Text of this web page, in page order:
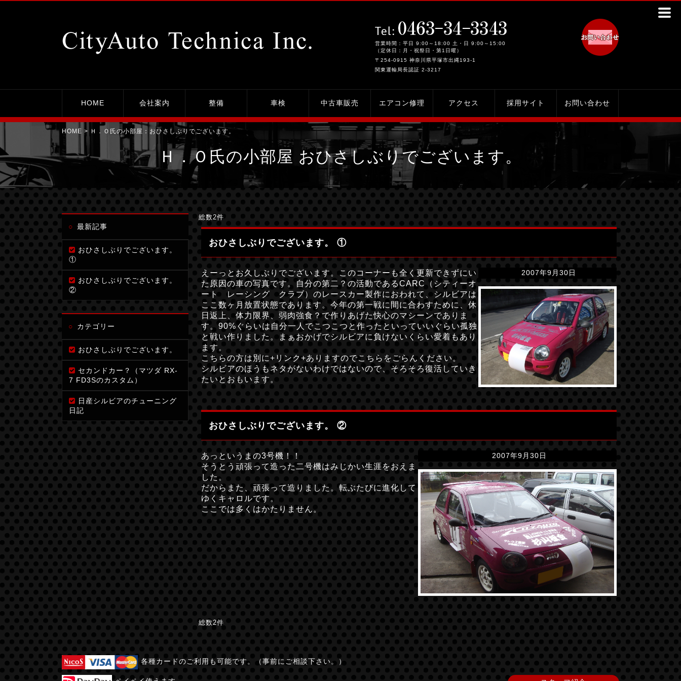
営業時間：平日 9:00～18:00 土・日 9:00～15:00
（定休日：月・祝祭日・第1日曜）
〒254-0915 神奈川県平塚市出縄193-1
関東運輸局長認証 2-3217
HOME 会社案内 整備 車検 中古車販売 エアコン修理 アクセス 採用サイト お問い合わせ
HOME > Ｈ．Ｏ氏の小部屋：おひさしぶりでございます。
Ｈ．Ｏ氏の小部屋 おひさしぶりでございます。
最新記事
おひさしぶりでございます。
①
おひさしぶりでございます。
②
カテゴリー
おひさしぶりでございます。
セカンドカー？（マツダ RX-
7 FD3Sのカスタム）
日産シルビアのチューニング
日記
総数2件
おひさしぶりでございます。 ①
2007年9月30日
えーっとお久しぶりでございます。このコーナーも全く更新できずにい
た原因の車の写真です。自分の第二？の活動であるCARC（シティーオ
ート レーシング クラブ）のレースカー製作におわれて、シルビアは
ここ数ヶ月放置状態であります。今年の第一戦に間に合わすために、休
日返上、体力限界、弱肉強食？で作りあげた快心のマシーンでありま
す。90%ぐらいは自分一人でこつこつと作ったといっていいぐらい孤独
と戦い作りました。まぁおかげでシルビアに負けないくらい愛着もあり
ます。
こちらの方は別に+リンク+ありますのでこちらをごらんください。
シルビアのほうもネタがないわけではないので、そろそろ復活していき
たいとおもいます。
おひさしぶりでございます。 ②
2007年9月30日
あっというまの3号機！！
そうとう頑張って造った二号機はみじかい生涯をおえま
した。
だからまた、頑張って造りました。転ぶたびに進化して
ゆくキャロルです。
ここでは多くはかたりません。
総数2件
各種カードのご利用も可能です。（事前にご相談下さい。）